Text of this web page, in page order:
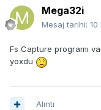
Mega32i
Mesaj tarihi: 10
Fs Capture programı
yoxdu
Alıntı